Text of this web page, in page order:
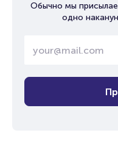
Обычно мы
одно